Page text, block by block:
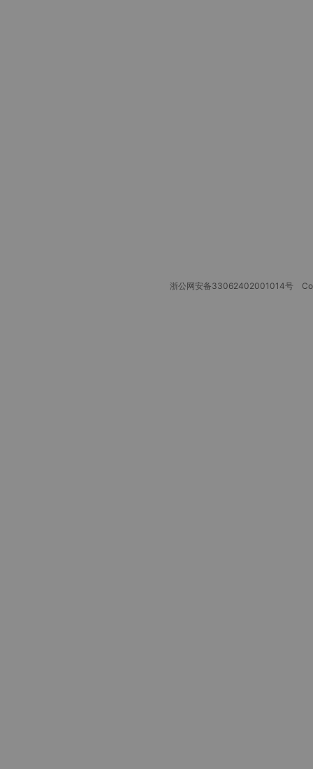
浙公网安备33062402001014号